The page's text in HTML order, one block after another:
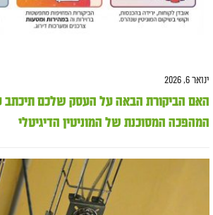
ינואר 6, 2026
המהפכה המסוכנת של המוניטין הדיגיטלי